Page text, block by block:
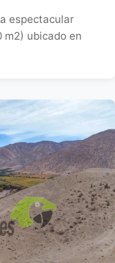
espectacular
m2) ubicado en